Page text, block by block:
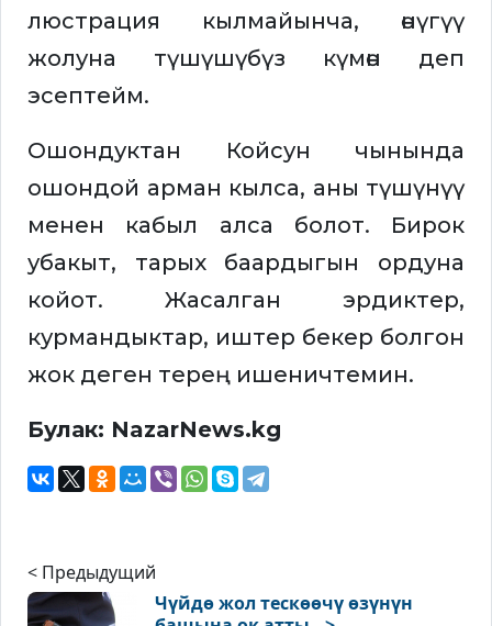
люстрация кылмайынча, өнүгүү
жолуна түшүшүбүз күмөн деп
эсептейм.
Ошондуктан Койсун чынында
ошондой арман кылса, аны түшүнүү
менен кабыл алса болот. Бирок
убакыт, тарых баардыгын ордуна
койот. Жасалган эрдиктер,
курмандыктар, иштер бекер болгон
жок деген терең ишеничтемин.
Булак: NazarNews.kg
< Предыдущий
Чүйдө жол тескөөчү өзүнүн